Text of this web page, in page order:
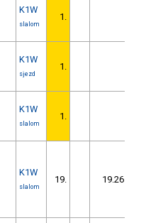
K1W
slalom
1.
K1W
sjezd
1.
K1W
slalom
1.
K1W
slalom
19. 19.26